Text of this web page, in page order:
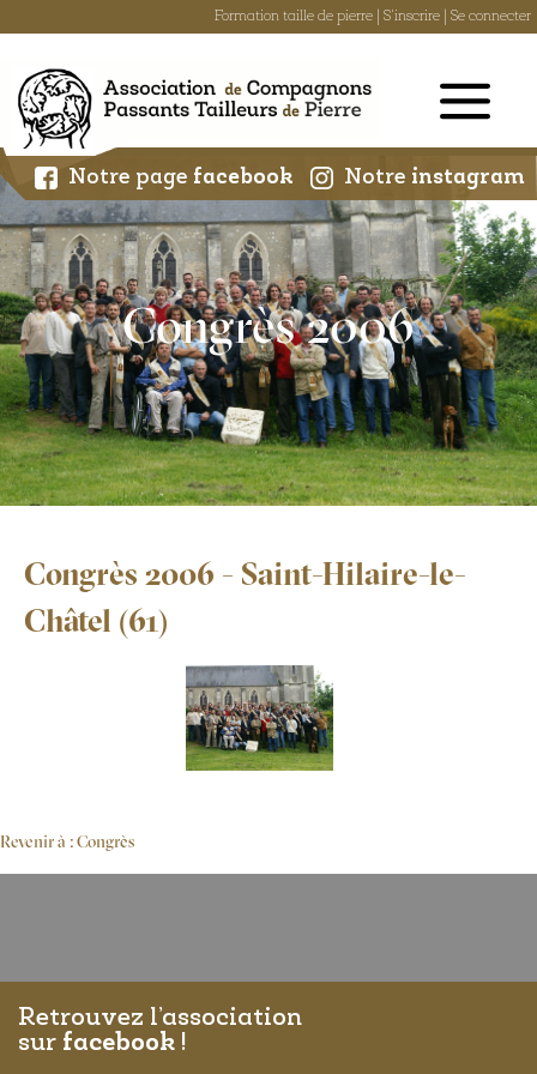
Formation taille de pierre S'inscrire Se connecter
content
Notre page facebook Notre instagram
Congrès 2006
Congrès 2006 - Saint-Hilaire-le-
Châtel (61)
Revenir à : Congrès
Retrouvez l’association
sur facebook !